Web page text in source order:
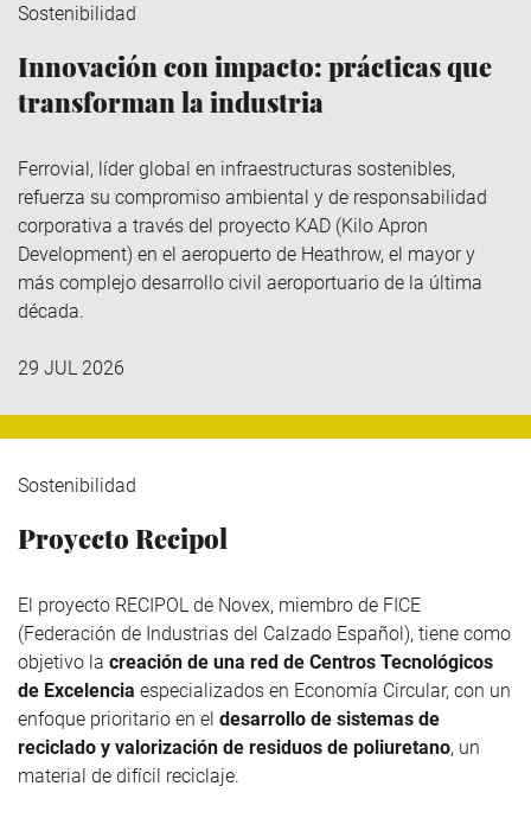
Sostenibilidad
Innovación con impacto: prácticas que
transforman la industria
Ferrovial, líder global en infraestructuras sostenibles,
refuerza su compromiso ambiental y de responsabilidad
corporativa a través del proyecto KAD (Kilo Apron
Development) en el aeropuerto de Heathrow, el mayor y
más complejo desarrollo civil aeroportuario de la última
década.
29 JUL 2026
Sostenibilidad
Proyecto Recipol
El proyecto RECIPOL de Novex, miembro de FICE
(Federación de Industrias del Calzado Español), tiene como
objetivo la creación de una red de Centros Tecnológicos
de Excelencia especializados en Economía Circular, con un
enfoque prioritario en el desarrollo de sistemas de
reciclado y valorización de residuos de poliuretano, un
material de difícil reciclaje.